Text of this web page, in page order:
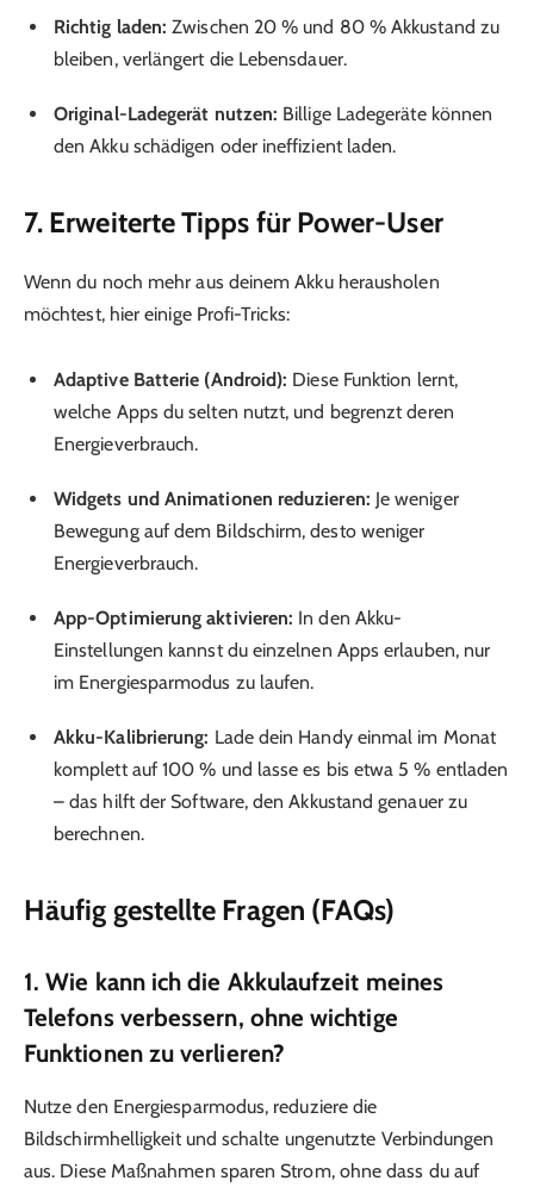
Richtig laden: Zwischen 20 % und 80 % Akkustand zu
bleiben, verlängert die Lebensdauer.
Original-Ladegerät nutzen: Billige Ladegeräte können
den Akku schädigen oder ineffizient laden.
7. Erweiterte Tipps für Power-User
Wenn du noch mehr aus deinem Akku herausholen
möchtest, hier einige Profi-Tricks:
Adaptive Batterie (Android): Diese Funktion lernt,
welche Apps du selten nutzt, und begrenzt deren
Energieverbrauch.
Widgets und Animationen reduzieren: Je weniger
Bewegung auf dem Bildschirm, desto weniger
Energieverbrauch.
App-Optimierung aktivieren: In den Akku-
Einstellungen kannst du einzelnen Apps erlauben, nur
im Energiesparmodus zu laufen.
Akku-Kalibrierung: Lade dein Handy einmal im Monat
komplett auf 100 % und lasse es bis etwa 5 % entladen
– das hilft der Software, den Akkustand genauer zu
berechnen.
Häufig gestellte Fragen (FAQs)
1. Wie kann ich die Akkulaufzeit meines
Telefons verbessern, ohne wichtige
Funktionen zu verlieren?
Nutze den Energiesparmodus, reduziere die
Bildschirmhelligkeit und schalte ungenutzte Verbindungen
aus. Diese Maßnahmen sparen Strom, ohne dass du auf